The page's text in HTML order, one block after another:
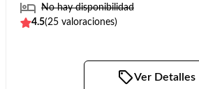
No hay disponibilidad
4.5(25 valoraciones)
Ver Detalles